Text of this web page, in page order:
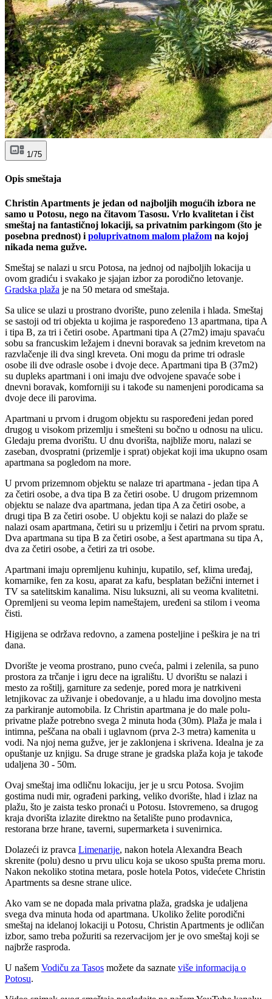
1/75
Opis smeštaja
Christin Apartments je jedan od najboljih mogućih izbora ne
samo u Potosu, nego na čitavom Tasosu. Vrlo kvalitetan i čist
smeštaj na fantastičnoj lokaciji, sa privatnim parkingom (što je
posebna prednost) i poluprivatnom malom plažom na kojoj
nikada nema gužve.
Smeštaj se nalazi u srcu Potosa, na jednoj od najboljih lokacija u
ovom gradiću i svakako je sjajan izbor za porodično letovanje.
Gradska plaža je na 50 metara od smeštaja.
Sa ulice se ulazi u prostrano dvorište, puno zelenila i hlada. Smeštaj
se sastoji od tri objekta u kojima je raspoređeno 13 apartmana, tipa A
i tipa B, za tri i četiri osobe. Apartmani tipa A (27m2) imaju spavaću
sobu sa francuskim ležajem i dnevni boravak sa jednim krevetom na
razvlačenje ili dva singl kreveta. Oni mogu da prime tri odrasle
osobe ili dve odrasle osobe i dvoje dece. Apartmani tipa B (37m2)
su dupleks apartmani i oni imaju dve odvojene spavaće sobe i
dnevni boravak, komforniji su i takođe su namenjeni porodicama sa
dvoje dece ili parovima.
Apartmani u prvom i drugom objektu su raspoređeni jedan pored
drugog u visokom prizemlju i smešteni su bočno u odnosu na ulicu.
Gledaju prema dvorištu. U dnu dvorišta, najbliže moru, nalazi se
zaseban, dvospratni (prizemlje i sprat) objekat koji ima ukupno osam
apartmana sa pogledom na more.
U prvom prizemnom objektu se nalaze tri apartmana - jedan tipa A
za četiri osobe, a dva tipa B za četiri osobe. U drugom prizemnom
objektu se nalaze dva apartmana, jedan tipa A za četiri osobe, a
drugi tipa B za četiri osobe. U objektu koji se nalazi do plaže se
nalazi osam apartmana, četiri su u prizemlju i četiri na prvom spratu.
Dva apartmana su tipa B za četiri osobe, a šest apartmana su tipa A,
dva za četiri osobe, a četiri za tri osobe.
Apartmani imaju opremljenu kuhinju, kupatilo, sef, klima uređaj,
komarnike, fen za kosu, aparat za kafu, besplatan bežični internet i
TV sa satelitskim kanalima. Nisu luksuzni, ali su veoma kvalitetni.
Opremljeni su veoma lepim nameštajem, uređeni sa stilom i veoma
čisti.
Higijena se održava redovno, a zamena posteljine i peškira je na tri
dana.
Dvorište je veoma prostrano, puno cveća, palmi i zelenila, sa puno
prostora za trčanje i igru dece na igralištu. U dvorištu se nalazi i
mesto za roštilj, garniture za sedenje, pored mora je natrkiveni
letnjikovac za uživanje i obedovanje, a u hladu ima dovoljno mesta
za parkiranje automobila. Iz Christin apartmana je do male polu-
privatne plaže potrebno svega 2 minuta hoda (30m). Plaža je mala i
intimna, peščana na obali i uglavnom (prva 2-3 metra) kamenita u
vodi. Na njoj nema gužve, jer je zaklonjena i skrivena. Idealna je za
opuštanje uz knjigu. Sa druge strane je gradska plaža koja je takođe
udaljena 30 - 50m.
Ovaj smeštaj ima odličnu lokaciju, jer je u srcu Potosa. Svojim
gostima nudi mir, ograđeni parking, veliko dvorište, hlad i izlaz na
plažu, što je zaista tesko pronaći u Potosu. Istovremeno, sa drugog
kraja dvorišta izlazite direktno na šetalište puno prodavnica,
restorana brze hrane, taverni, supermarketa i suvenirnica.
Dolazeći iz pravca Limenarije, nakon hotela Alexandra Beach
skrenite (polu) desno u prvu ulicu koja se ukoso spušta prema moru.
Nakon nekoliko stotina metara, posle hotela Potos, videćete Christin
Apartments sa desne strane ulice.
Ako vam se ne dopada mala privatna plaža, gradska je udaljena
svega dva minuta hoda od apartmana. Ukoliko želite porodični
smeštaj na idelanoj lokaciji u Potosu, Christin Apartments je odličan
izbor, samo treba požuriti sa rezervacijom jer je ovo smeštaj koji se
najbrže rasproda.
U našem Vodiču za Tasos možete da saznate više informacija o
Potosu.